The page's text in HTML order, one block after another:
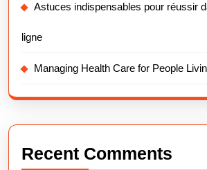
Astuces indispensables pour réussir
ligne
Managing Health Care for People
Recent Comments